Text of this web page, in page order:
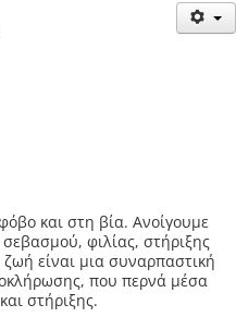
και στη βία. Ανοίγουμε
φιλίας, στήριξης
είναι μια συναρπαστική
που περνά μέσα
στήριξης.